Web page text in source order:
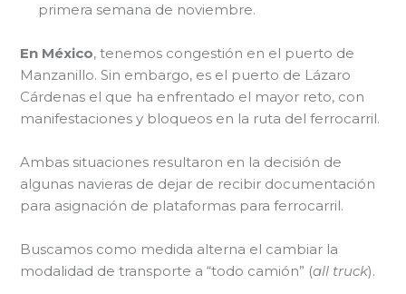
primera semana de noviembre.
En México, tenemos congestión en el puerto de
Manzanillo. Sin embargo, es el puerto de Lázaro
Cárdenas el que ha enfrentado el mayor reto, con
manifestaciones y bloqueos en la ruta del ferrocarril.
Ambas situaciones resultaron en la decisión de
algunas navieras de dejar de recibir documentación
para asignación de plataformas para ferrocarril.
Buscamos como medida alterna el cambiar la
modalidad de transporte a “todo camión” (all truck).